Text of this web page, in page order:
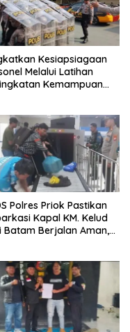
Kesiapsiagaan
Melalui Latihan
Kemampuan
Polres Priok Pastikan
Kapal KM. Kelud
Batam Berjalan Aman,